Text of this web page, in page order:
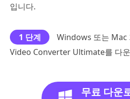
입니다.
1 단계
Windows 또는
Video Converter Ultimate를 다
무료 다운